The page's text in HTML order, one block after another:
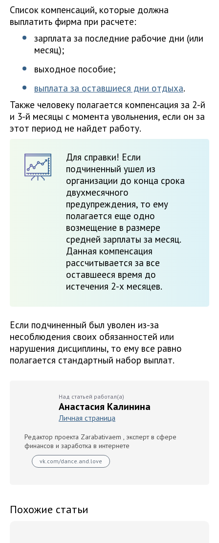
Список компенсаций, которые должна
выплатить фирма при расчете:
зарплата за последние рабочие дни (или
месяц);
выходное пособие;
выплата за оставшиеся дни отдыха.
Также человеку полагается компенсация за 2-й
и 3-й месяцы с момента увольнения, если он за
этот период не найдет работу.
Для справки! Если
подчиненный ушел из
организации до конца срока
двухмесячного
предупреждения, то ему
полагается еще одно
возмещение в размере
средней зарплаты за месяц.
Данная компенсация
рассчитывается за все
оставшееся время до
истечения 2-х месяцев.
Если подчиненный был уволен из-за
несоблюдения своих обязанностей или
нарушения дисциплины, то ему все равно
полагается стандартный набор выплат.
Над статьей работал(а)
Анастасия Калинина
Личная страница
Редактор проекта Zarabativaem , эксперт в сфере
финансов и заработка в интернете
vk.com/dance.and.love
Похожие статьи